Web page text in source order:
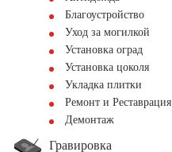
Благоустройство
Уход за могилкой
Установка оград
Установка цоколя
Укладка плитки
Ремонт и Реставрация
Демонтаж
Гравировка